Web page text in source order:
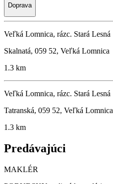
Doprava
Veľká Lomnica, rázc. Stará Lesná
Skalnatá, 059 52, Veľká Lomnica
1.3 km
Veľká Lomnica, rázc. Stará Lesná
Tatranská, 059 52, Veľká Lomnica
1.3 km
Predávajúci
MAKLÉR